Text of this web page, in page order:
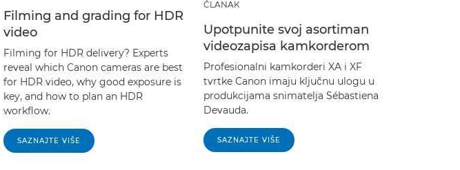
Filming and grading for HDR
video
Filming for HDR delivery? Experts
reveal which Canon cameras are best
for HDR video, why good exposure is
key, and how to plan an HDR
workflow.
SAZNAJTE VIŠE
ČLANAK
Upotpunite svoj asortiman
videozapisa kamkorderom
Profesionalni kamkorderi XA i XF
tvrtke Canon imaju ključnu ulogu u
produkcijama snimatelja Sébastiena
Devauda.
SAZNAJTE VIŠE